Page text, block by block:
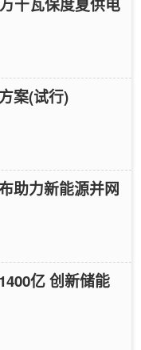
案(试行)
助力新能源并网
亿 创新储能